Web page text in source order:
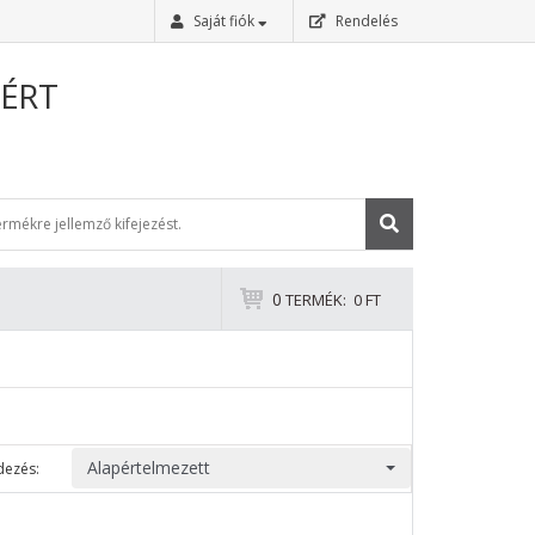
Saját fiók Rendelés
0 TERMÉK: 0 FT
Alapértelmezett